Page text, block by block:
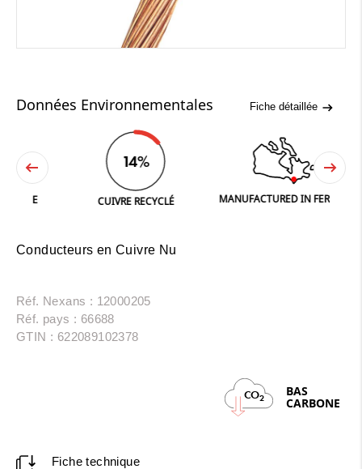
Données Environnementales Fiche détaillée
14%
CUIVRE RECYCLÉ MANUFACTURED IN FERGUS
Conducteurs en Cuivre Nu
Réf. Nexans : 12000205
Réf. pays : 66688
GTIN : 622089102378
CO2 BAS
CARBONE
Fiche technique